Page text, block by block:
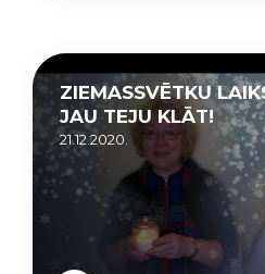
ZIEMASSVĒTKU
JAU TEJU KLĀT!
21.12.2020.